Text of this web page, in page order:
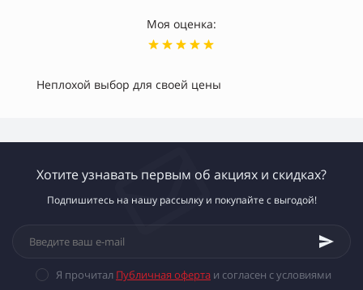
Моя оценка:
Неплохой выбор для своей цены
Хотите узнавать первым об акциях и скидках?
Подпишитесь на нашу рассылку и покупайте с выгодой!
Я прочитал Публичная оферта и согласен с условиями